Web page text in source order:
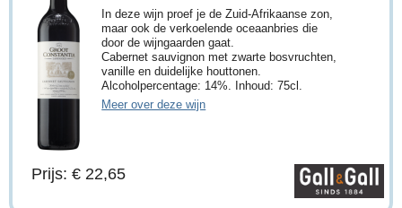
In deze wijn proef je de Zuid-Afrikaanse zon,
maar ook de verkoelende oceaanbries die
door de wijngaarden gaat.
Cabernet sauvignon met zwarte bosvruchten,
vanille en duidelijke houttonen.
Alcoholpercentage: 14%. Inhoud: 75cl.
Meer over deze wijn
Prijs: € 22,65